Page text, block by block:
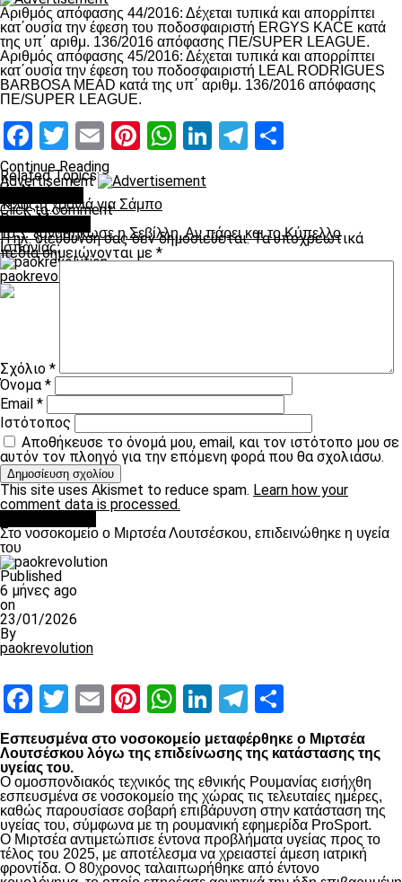
Αριθμός απόφασης 44/2016: Δέχεται τυπικά και απορρίπτει
κατ΄ουσία την έφεση του ποδοσφαιριστή ERGYS KACE κατά
της υπ΄ αριθμ. 136/2016 απόφασης ΠΕ/SUPER LEAGUE.
Αριθμός απόφασης 45/2016: Δέχεται τυπικά και απορρίπτει
κατ΄ουσία την έφεση του ποδοσφαιριστή LEAL RODRIGUES
BARBOSA MEAD κατά της υπ΄ αριθμ. 136/2016 απόφασης
ΠΕ/SUPER LEAGUE.
Facebook
Twitter
EmailPinterest
WhatsApp
LinkedIn
Telegram
Related Topics:
Up Next
Τέλος η χρονιά για Σάμπο
Don't Miss
To… ξανασήκωσε η Σεβίλλη. Αν πάρει και το Κύπελλο
Ισπανίας;
paokrevolution
Continue Reading
Advertisement
Click to comment
Η ηλ. διεύθυνση σας δεν δημοσιεύεται. Τα υποχρεωτικά
πεδία σημειώνονται με *
Σχόλιο *
Όνομα*
Email *
Ιστότοπος
Αποθήκευσε το όνομά μου, email, και τον ιστότοπο μου σε
αυτόν τον πλοηγό για την επόμενη φορά που θα σχολιάσω.
This site uses Akismet to reduce spam. Learn how your
comment data is processed.
Στο νοσοκομείο ο Μιρτσέα Λουτσέσκου, επιδεινώθηκε η υγεία
του
Published
6 μήνες ago
on
23/01/2026
By
paokrevolution
Facebook
Twitter
EmailPinterest
WhatsApp
LinkedIn
Telegram
Εσπευσμένα στο νοσοκομείο μεταφέρθηκε ο Μιρτσέα
Λουτσέσκου λόγω της επιδείνωσης της κατάστασης της
υγείας του.
Ο ομοσπονδιακός τεχνικός της εθνικής Ρουμανίας εισήχθη
εσπευσμένα σε νοσοκομείο της χώρας τις τελευταίες ημέρες,
καθώς παρουσίασε σοβαρή επιβάρυνση στην κατάσταση της
υγείας του, σύμφωνα με τη ρουμανική εφημερίδα ProSport.
Ο Μιρτσέα αντιμετώπισε έντονα προβλήματα υγείας προς το
τέλος του 2025, με αποτέλεσμα να χρειαστεί άμεση ιατρική
φροντίδα. Ο 80χρονος ταλαιπωρήθηκε από έντονο